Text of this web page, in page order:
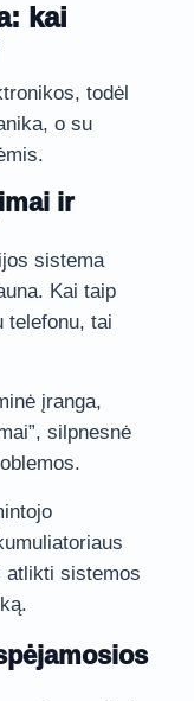
kai
todėl
o su
ir
sistema
Kai taip
telefonu, tai
įranga,
silpnesnė
atlikti sistemos